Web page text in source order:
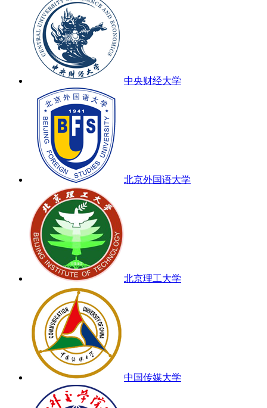
中央财经大学
北京外国语大学
北京理工大学
中国传媒大学